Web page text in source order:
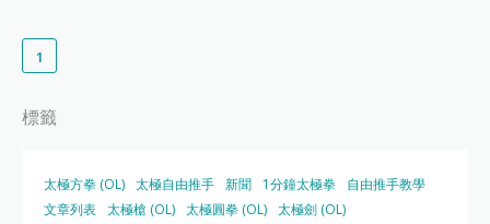
1
標籤
太極方拳 (OL) 太極自由推手 新聞 1分鐘太極拳
自由推手教學
文章列表 太極槍 (OL) 太極圓拳 (OL) 太極劍 (OL)